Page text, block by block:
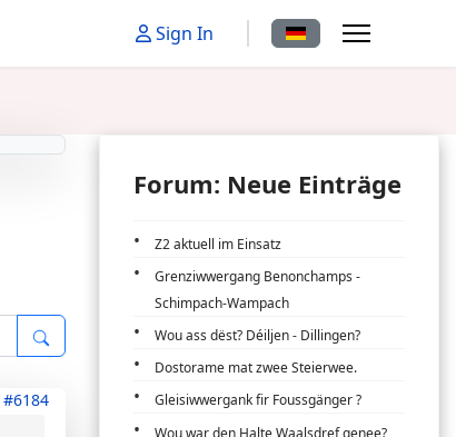
Sign In Sprache auswählen
#6184
Forum: Neue Einträge
Z2 aktuell im Einsatz
Grenziwwergang Benonchamps -
Schimpach-Wampach
Wou ass dëst? Déiljen - Dillingen?
Dostorame mat zwee Steierwee.
Gleisiwwergank fir Foussgänger ?
Wou war den Halte Waalsdref genee?